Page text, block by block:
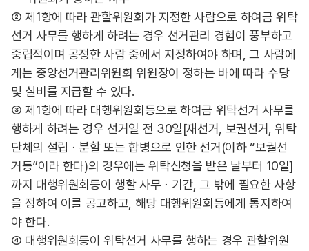
② 제1항에 따라 관할위원회가 지정한 사람으로 하여금 위탁
선거 사무를 행하게 하려는 경우 선거관리 경험이 풍부하고
중립적이며 공정한 사람 중에서 지정하여야 하며, 그 사람에
게는 중앙선거관리위원회 위원장이 정하는 바에 따라 수당
및 실비를 지급할 수 있다.
③ 제1항에 따라 대행위원회등으로 하여금 위탁선거 사무를
행하게 하려는 경우 선거일 전 30일[재선거, 보궐선거, 위탁
단체의 설립ㆍ분할 또는 합병으로 인한 선거(이하 “보궐선
거등”이라 한다)의 경우에는 위탁신청을 받은 날부터 10일]
까지 대행위원회등이 행할 사무ㆍ기간, 그 밖에 필요한 사항
을 정하여 이를 공고하고, 해당 대행위원회등에게 통지하여
야 한다.
④ 대행위원회등이 위탁선거 사무를 행하는 경우 관할위원